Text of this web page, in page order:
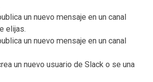
un nuevo mensaje en un canal
elijas.
un nuevo mensaje en un canal
un nuevo usuario de Slack o se una